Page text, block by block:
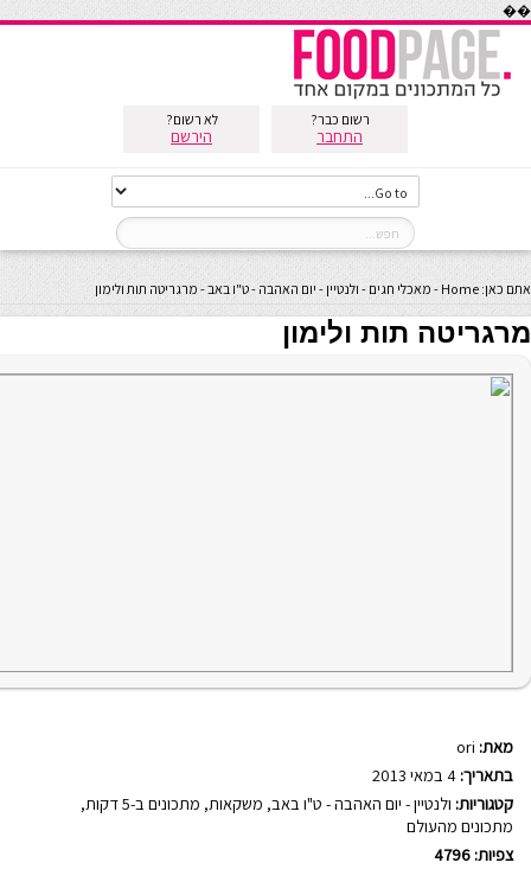
��
רשום כבר?
התחבר
לא רשום?
הירשם
אתם כאן: Home
- מאכלי חגים - ולנטיין - יום האהבה - ט"ו באב- מרגריטה תות ולימון
מרגריטה תות ולימון
מאת: ori
בתאריך:
קטגוריות: ולנטיין - יום האהבה - ט"ו באב, משקאות, מתכונים ב-5 דקות
,
מתכונים מהעולם
צפיות: 4796